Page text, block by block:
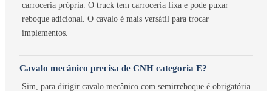
carroceria própria. O truck tem carroceria fixa e pode puxar
reboque adicional. O cavalo é mais versátil para trocar
implementos.
Cavalo mecânico precisa de CNH categoria E?
Sim, para dirigir cavalo mecânico com semirreboque é obrigatória